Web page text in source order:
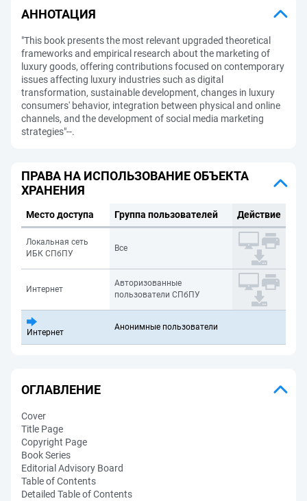
АННОТАЦИЯ
"This book presents the most relevant upgraded theoretical
frameworks and empirical research about the marketing of
luxury goods, offering contributions focused on contemporary
issues affecting luxury industries such as digital
transformation, sustainable development, changes in luxury
consumers' behavior, integration between physical and online
channels, and the development of social media marketing
strategies"--.
ПРАВА НА ИСПОЛЬЗОВАНИЕ ОБЪЕКТА
ХРАНЕНИЯ
Место доступа Группа пользователей Действие
Локальная сеть
ИБК СПбПУ
Все
Интернет
Авторизованные
пользователи СПбПУ
Интернет
Анонимные пользователи
ОГЛАВЛЕНИЕ
Cover
Title Page
Copyright Page
Book Series
Editorial Advisory Board
Table of Contents
Detailed Table of Contents